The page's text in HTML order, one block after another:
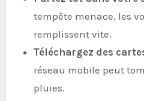
tempête menace, les
remplissent vite.
Téléchargez des
réseau mobile peut
pluies.